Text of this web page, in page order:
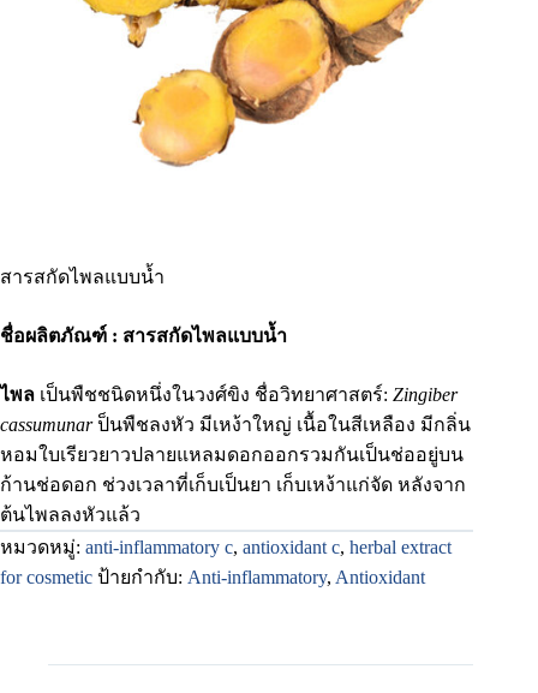
สารสกัดไพลแบบน้ำ
ชื่อผลิตภัณฑ์ : สารสกัดไพลแบบน้ำ
ไพล เป็นพืชชนิดหนึ่งในวงศ์ขิง ชื่อวิทยาศาสตร์: Zingiber
cassumunarป็นพืชลงหัว มีเหง้าใหญ่ เนื้อในสีเหลือง มีกลิ่น
หอมใบเรียวยาวปลายแหลมดอกออกรวมกันเป็นช่ออยู่บน
ก้านช่อดอก ช่วงเวลาที่เก็บเป็นยา เก็บเหง้าแก่จัด หลังจาก
ต้นไพลลงหัวแล้ว
หมวดหมู่: anti-inflammatory c, antioxidant c, herbal extract
for cosmetic ป้ายกำกับ: Anti-inflammatory, Antioxidant